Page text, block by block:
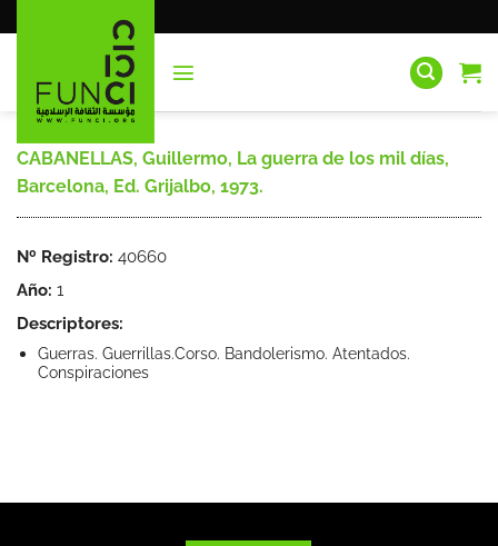
al
CABANELLAS, Guillermo, La guerra de los mil días,
Barcelona, Ed. Grijalbo, 1973.
Nº Registro: 40660
Año: 1
Descriptores:
Guerras. Guerrillas.Corso. Bandolerismo. Atentados.
Conspiraciones